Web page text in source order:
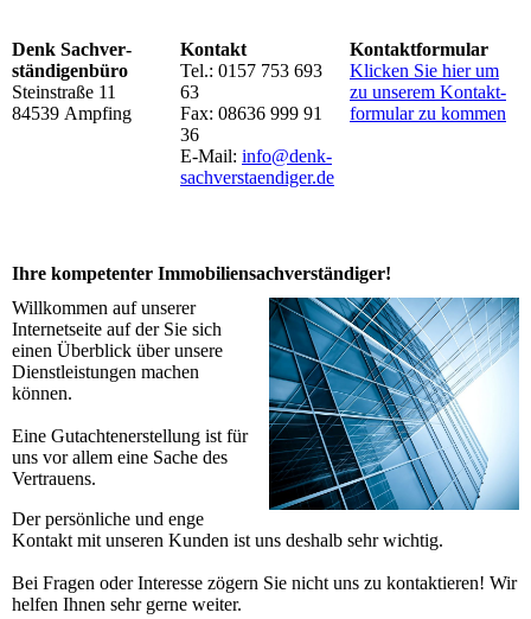
Denk Sachver­
ständigen­büro
Steinstraße 11
84539 Ampfing
Kontakt
Tel.: 0157 753 693
63
Fax: 08636 999 91
36
E-Mail: info@denk-
sach­verstaendiger.de
Kontakt­formular
Klicken Sie hier um
zu unserem Kon­takt­
for­mu­lar zu kommen
Ihre kompetenter Immobiliensach­verständiger!
Willkommen auf unserer
Internetseite auf der Sie sich
einen Überblick über unsere
Dienstleistungen machen
können.
Eine Gutachtenerstellung ist für
uns vor allem eine Sache des
Vertrauens.
Der persönliche und enge
Kontakt mit unseren Kunden ist uns deshalb sehr wichtig.
Bei Fragen oder Interesse zögern Sie nicht uns zu kontaktieren! Wir
helfen Ihnen sehr gerne weiter.